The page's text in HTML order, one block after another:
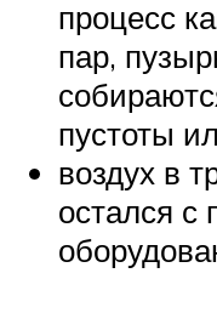
процесс
пар,
пустоты
воздух в
остался с